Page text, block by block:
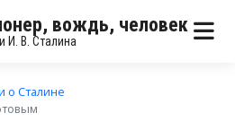
вождь, человек
И. В. Сталина
о Сталине